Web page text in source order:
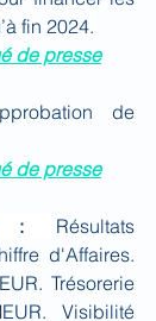
fin 2024.
de presse
de
de presse
: Résultats
d'Affaires.
Trésorerie
Visibilité